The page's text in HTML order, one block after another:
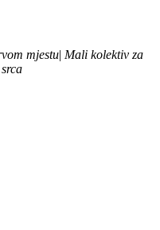
mjestu| Mali kolektiv za